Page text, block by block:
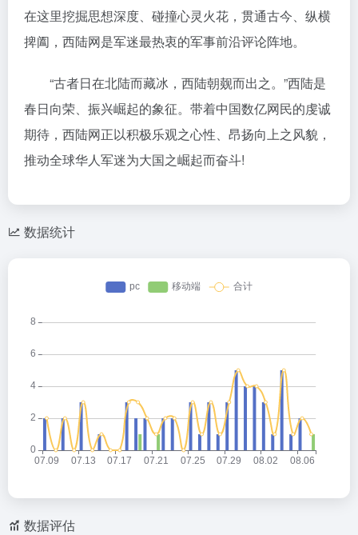
在这里挖掘思想深度、碰撞心灵火花，贯通古今、纵横
捭阖，西陆网是军迷最热衷的军事前沿评论阵地。
“古者日在北陆而藏冰，西陆朝觌而出之。”西陆是
春日向荣、振兴崛起的象征。带着中国数亿网民的虔诚
期待，西陆网正以积极乐观之心性、昂扬向上之风貌，
推动全球华人军迷为大国之崛起而奋斗!
数据统计
数据评估